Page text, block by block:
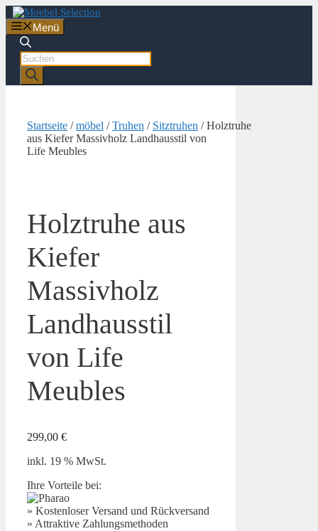
Zum
Inhalt
springen
Menü
Products
search
Startseite /möbel /Truhen / Sitztruhen / Holztruhe
aus Kiefer Massivholz Landhausstil von
Life Meubles
Holztruhe aus
Kiefer
Massivholz
Landhausstil
von Life
Meubles
299,00 €
inkl. 19 % MwSt.
Ihre Vorteile bei:
» Kostenloser Versand und Rückversand
» Attraktive Zahlungsmethoden